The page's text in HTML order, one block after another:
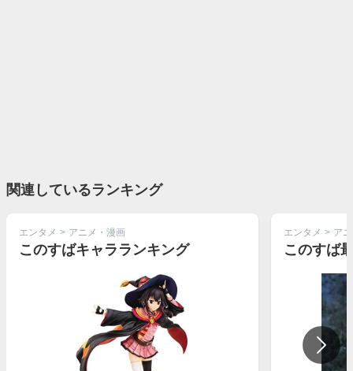
関連しているランキング
エンタメ > アニメ・漫画
このすばキャラランキング
エンタメ > ア
このすば